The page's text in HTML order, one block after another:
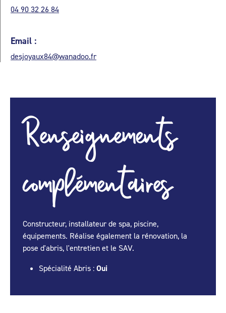
04 90 32 26 84
Email :
desjoyaux84@wanadoo.fr
Renseignements
complémentaires
Constructeur, installateur de spa, piscine,
équipements. Réalise également la rénovation, la
pose d'abris, l'entretien et le SAV.
Spécialité Abris : Oui